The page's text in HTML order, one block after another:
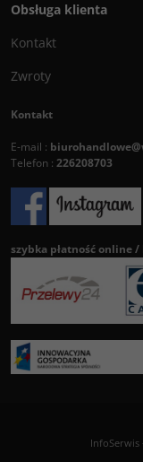
Obsługa klienta
Kontakt
Zwroty
Kontakt
E-mail :
Telefon : 226208703
szybka płatność online
InfoSerwis